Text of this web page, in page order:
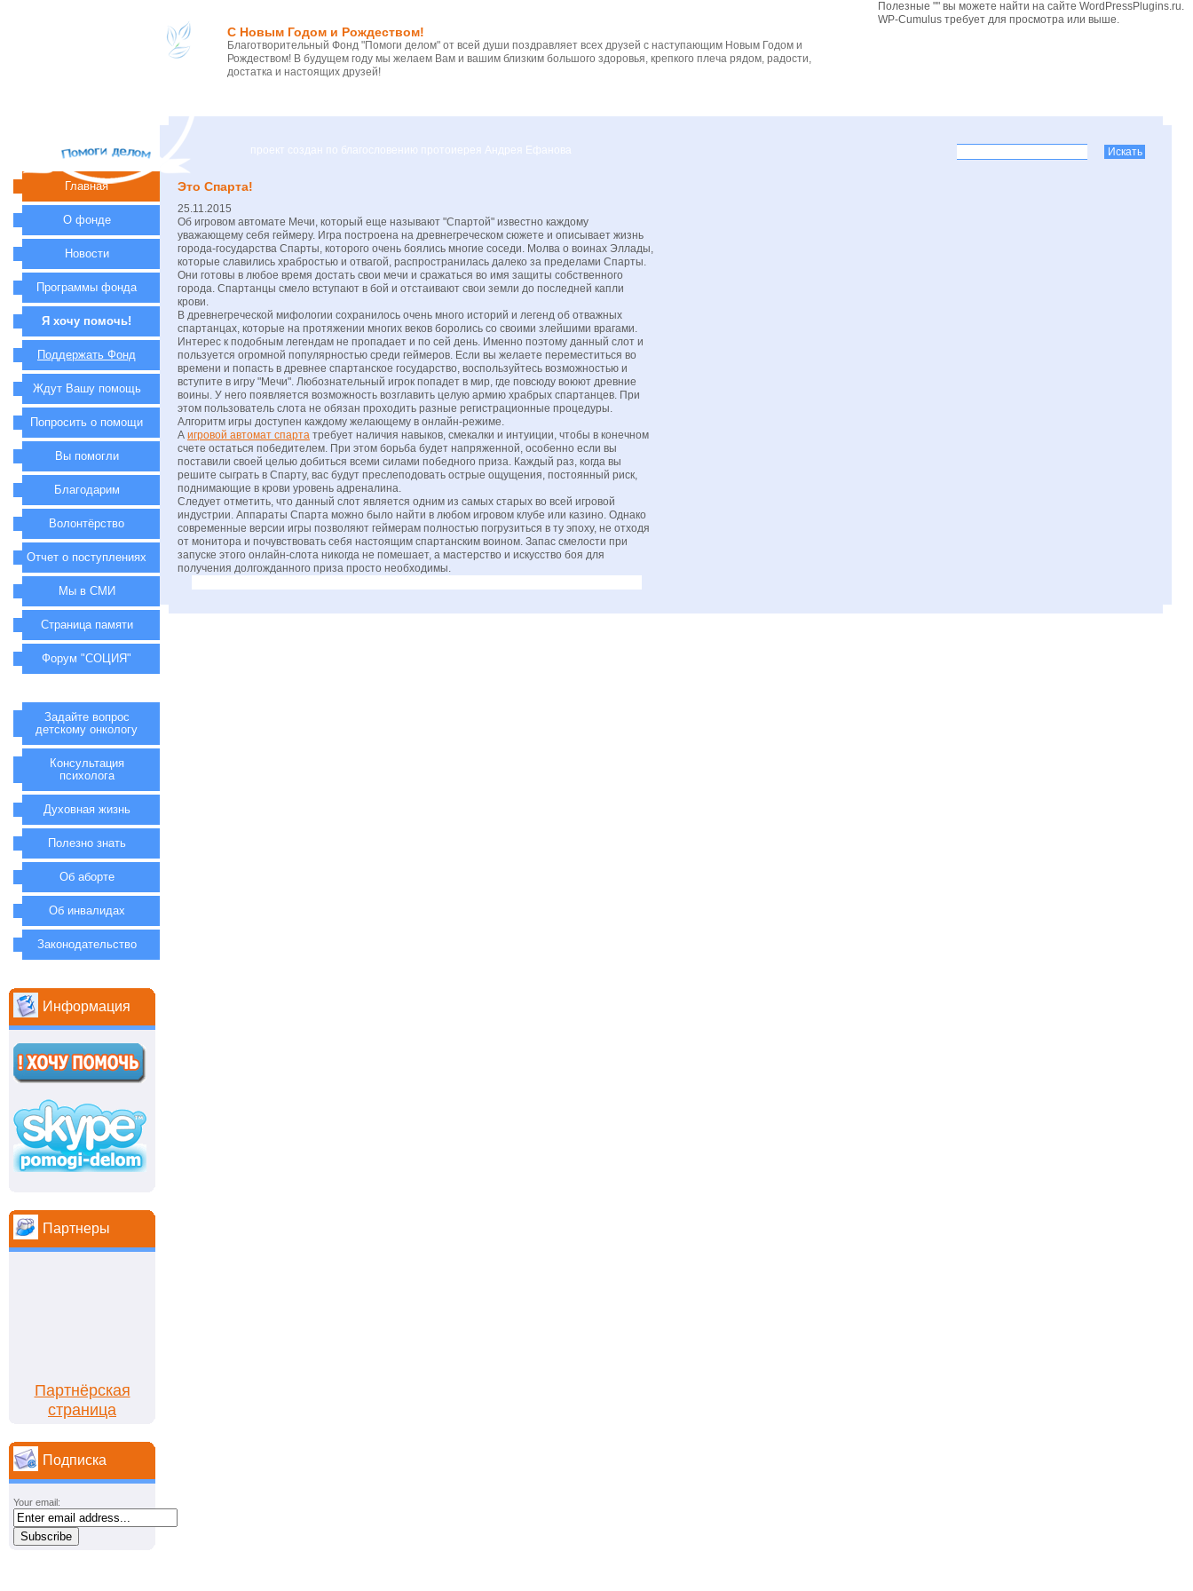
С Новым Годом и Рождеством!
Благотворительный Фонд "Помоги делом" от всей души поздравляет всех друзей с наступающим Новым Годом и
Рождеством! В будущем году мы желаем Вам и вашим близким большого здоровья, крепкого плеча рядом, радости,
достатка и настоящих друзей!
Полезные "" вы можете найти на сайте WordPressPlugins.ru.
WP-Cumulus требует для просмотра или выше.
проект создан по благословению протоиерея Андрея Ефанова
Это Спарта!
25.11.2015
Об игровом автомате Мечи, который еще называют "Спартой" известно каждому
уважающему себя геймеру. Игра построена на древнегреческом сюжете и описывает жизнь
города-государства Спарты, которого очень боялись многие соседи. Молва о воинах Эллады,
которые славились храбростью и отвагой, распространилась далеко за пределами Спарты.
Они готовы в любое время достать свои мечи и сражаться во имя защиты собственного
города. Спартанцы смело вступают в бой и отстаивают свои земли до последней капли
крови.
В древнегреческой мифологии сохранилось очень много историй и легенд об отважных
спартанцах, которые на протяжении многих веков боролись со своими злейшими врагами.
Интерес к подобным легендам не пропадает и по сей день. Именно поэтому данный слот и
пользуется огромной популярностью среди геймеров. Если вы желаете переместиться во
времени и попасть в древнее спартанское государство, воспользуйтесь возможностью и
вступите в игру "Мечи". Любознательный игрок попадет в мир, где повсюду воюют древние
воины. У него появляется возможность возглавить целую армию храбрых спартанцев. При
этом пользователь слота не обязан проходить разные регистрационные процедуры.
Алгоритм игры доступен каждому желающему в онлайн-режиме.
А игровой автомат спарта требует наличия навыков, смекалки и интуиции, чтобы в конечном
счете остаться победителем. При этом борьба будет напряженной, особенно если вы
поставили своей целью добиться всеми силами победного приза. Каждый раз, когда вы
решите сыграть в Спарту, вас будут преслеподовать острые ощущения, постоянный риск,
поднимающие в крови уровень адреналина.
Следует отметить, что данный слот является одним из самых старых во всей игровой
индустрии. Аппараты Спарта можно было найти в любом игровом клубе или казино. Однако
современные версии игры позволяют геймерам полностью погрузиться в ту эпоху, не отходя
от монитора и почувствовать себя настоящим спартанским воином. Запас смелости при
запуске этого онлайн-слота никогда не помешает, а мастерство и искусство боя для
получения долгожданного приза просто необходимы.
Главная
О фонде
Новости
Программы фонда
Я хочу помочь!
Поддержать Фонд
Ждут Вашу помощь
Попросить о помощи
Вы помогли
Благодарим
Волонтёрство
Отчет о поступлениях
Мы в СМИ
Страница памяти
Форум "СОЦИЯ"
Задайте вопрос
детскому онкологу
Консультация
психолога
Духовная жизнь
Полезно знать
Об аборте
Об инвалидах
Законодательство
Информация
Партнеры
Партнёрская
страница
Подписка
Your email: